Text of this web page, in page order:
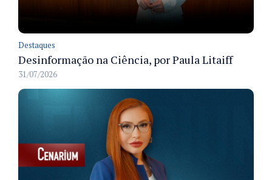
Destaques
Desinformação na Ciência, por Paula Litaiff
31/07/2026